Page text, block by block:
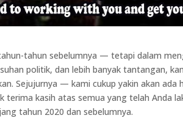
tahun sebelumnya — tetapi dalam
politik, dan lebih banyak tantangan,
Sejujurnya — kami cukup yakin akan ada
terima kasih atas semua yang telah Anda
tahun 2020 dan sebelumnya.